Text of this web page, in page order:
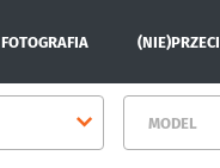
FOTOGRAFIA
MODEL